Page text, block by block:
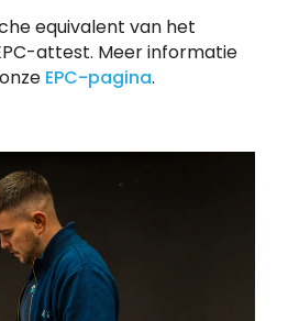
equivalent van het
attest. Meer informatie
EPC-pagina.